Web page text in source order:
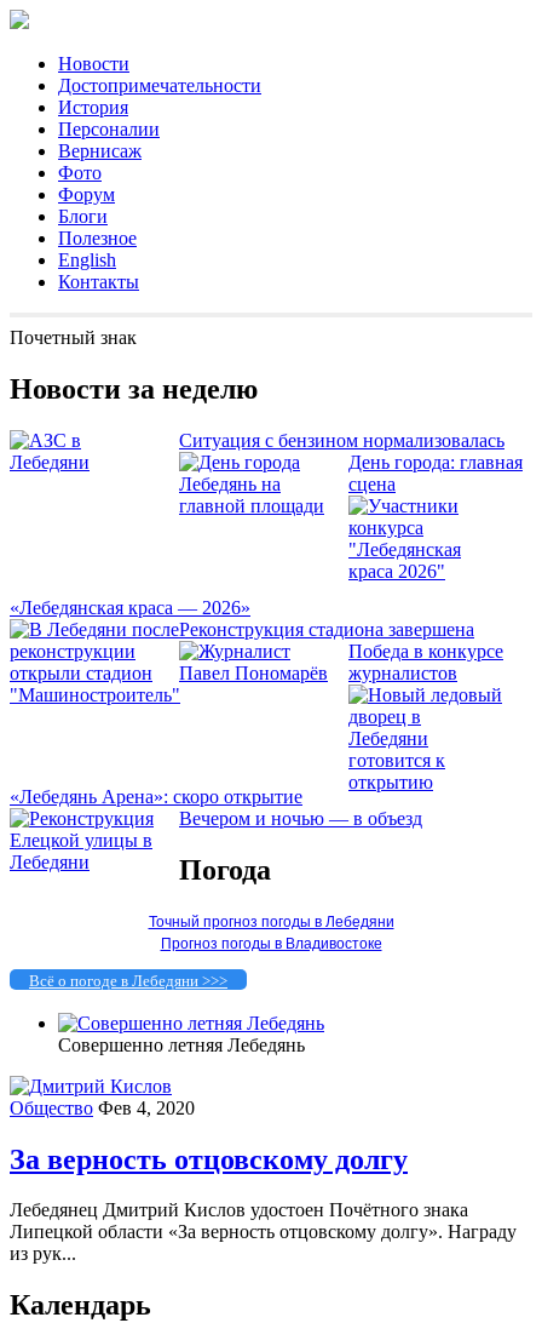
Новости
Достопримечательности
История
Персоналии
Вернисаж
Фото
Форум
Блоги
Полезное
English
Контакты
Почетный знак
Новости за неделю
Ситуация с бензином нормализовалась
День города: главная
сцена
«Лебедянская краса — 2026»
Реконструкция стадиона завершена
Победа в конкурсе
журналистов
«Лебедянь Арена»: скоро открытие
Вечером и ночью — в объезд
Погода
Точный прогноз погоды в Лебедяни
Прогноз погоды в Владивостоке
Всё о погоде в Лебедяни >>>
Совершенно летняя Лебедянь
Общество Фев 4, 2020
За верность отцовскому долгу
Лебедянец Дмитрий Кислов удостоен Почётного знака
Липецкой области «За верность отцовскому долгу». Награду
из рук...
Календарь